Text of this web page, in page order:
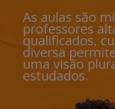
As aulas são
professores
qualificados,
diversa
uma visão
estudados.